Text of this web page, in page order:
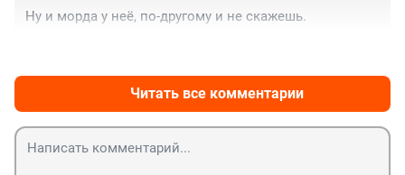
Ну и морда у неё, по-другому и не скажешь.
Читать все комментарии